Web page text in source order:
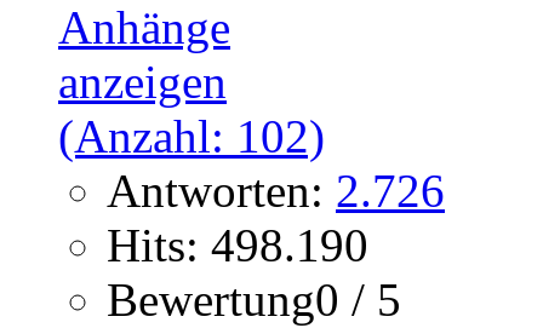
Antworten: 2.726
Hits: 498.190
Bewertung0 / 5